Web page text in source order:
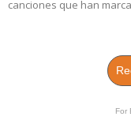
canciones que han
For